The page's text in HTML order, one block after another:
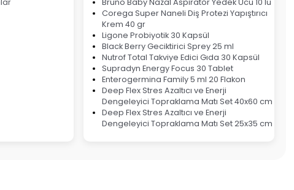
Bruno Baby Nazal Aspiratör Yedek Ucu 10'lu
Corega Super Naneli Diş Protezi Yapıştırıcı
Krem 40 gr
Ligone Probiyotik 30 Kapsül
Black Berry Geciktirici Sprey 25 ml
Nutrof Total Takviye Edici Gıda 30 Kapsül
Supradyn Energy Focus 30 Tablet
Enterogermina Family 5 ml 20 Flakon
Deep Flex Stres Azaltıcı ve Enerji
Dengeleyici Topraklama Matı Set 40x60 cm
Deep Flex Stres Azaltıcı ve Enerji
Dengeleyici Topraklama Matı Set 25x35 cm